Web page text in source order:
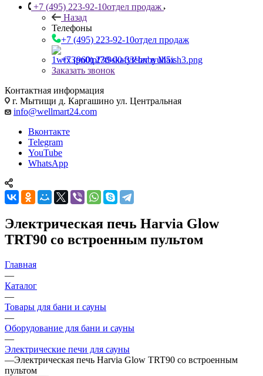
+7 (495) 223-92-10отдел продаж
Назад
Телефоны
+7 (495) 223-92-10отдел продаж
+7 (960) 230-00-33Чат в Max
Заказать звонок
Контактная информация
г. Мытищи д. Каргашино ул. Центральная
info@wellmart24.com
Вконтакте
Telegram
YouTube
WhatsApp
Электрическая печь Harvia Glow
TRT90 со встроенным пультом
Главная
—
Каталог
—
Товары для бани и сауны
—
Оборудование для бани и сауны
—
Электрические печи для сауны
—Электрическая печь Harvia Glow TRT90 со встроенным
пультом